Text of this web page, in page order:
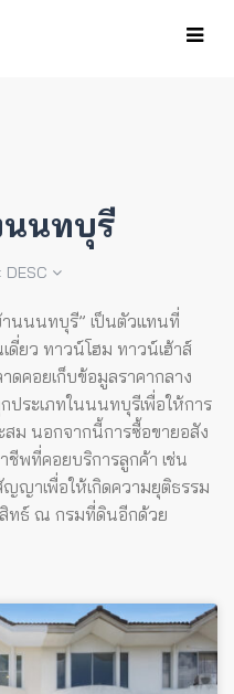
นนทบุรี
DESC
นนนทบุรี” เป็นตัวแทนที่
ยว ทาวน์โฮม ทาวน์เฮ้าส์
ดคอยเก็บข้อมูลราคากลาง
ประเภทในนนทบุรีเพื่อให้การ
สม นอกจากนี้การซื้อขายอสัง
พที่คอยบริการลูกค้า เช่น
ญญาเพื่อให้เกิดความยุติธรรม
สิทธ์ ณ กรมที่ดินอีกด้วย